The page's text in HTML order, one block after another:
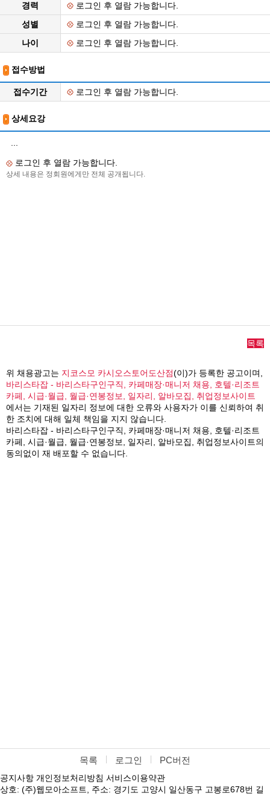
경력
로그인 후 열람 가능합니다.
성별
로그인 후 열람 가능합니다.
나이
로그인 후 열람 가능합니다.
접수방법
접수기간 로그인 후 열람 가능합니다.
상세요강
로그인 후 열람 가능합니다.
상세 내용은 정회원에게만 전체 공개됩니다.
목록
위 채용광고는 지코스모 카시오스토어도산점(이)가 등록한 공고이며,
바리스타잡 - 바리스타구인구직, 카페매장·매니저 채용, 호텔·리조트
카페, 시급·월급, 월급·연봉정보, 일자리, 알바모집, 취업정보사이트
에서는 기재된 일자리 정보에 대한 오류와 사용자가 이를 신뢰하여 취
한 조치에 대해 일체 책임을 지지 않습니다.
바리스타잡 - 바리스타구인구직, 카페매장·매니저 채용, 호텔·리조트
카페, 시급·월급, 월급·연봉정보, 일자리, 알바모집, 취업정보사이트의
동의없이 재 배포할 수 없습니다.
목록 로그인 PC버전
공지사항 개인정보처리방침 서비스이용약관
상호: (주)웹모아소프트, 주소: 경기도 고양시 일산동구 고봉로678번 길